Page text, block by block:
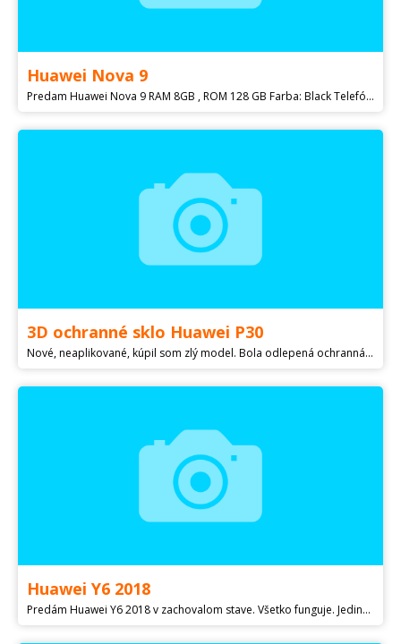
Huawei Nova 9
Predam Huawei Nova 9 RAM 8GB , ROM 128 GB Farba: Black Telefón je uplne nový. Komplet s krabicou a príslušenstvom. Bez zaruky. Posielam aj na Dobierku po uhradeni 20 eur zálohy vopred na účet. Je to z dôvodu, aby ste si prevzali balík. 20 eur odpocítam zo sumy za dobierku. Mám vela telefonov v ponuke, pozrite moj profil.
3D ochranné sklo Huawei P30
Nové, neaplikované, kúpil som zlý model. Bola odlepená ochranná fólia a teda nejaký prach sa mohol nalepiť, predávam preto za symbolickú cenu (stálo ma 20€).
Huawei Y6 2018
Predám Huawei Y6 2018 v zachovalom stave. Všetko funguje. Jediná chybička je vidieť na foto. Pri vážnom záujme sa viem ešte dohodnúť na cene.